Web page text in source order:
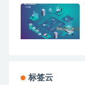
标签云